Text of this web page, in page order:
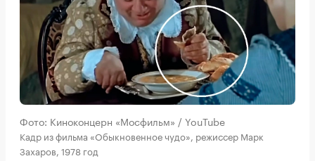
Фото: Киноконцерн «Мосфильм» / YouTube
Кадр из фильма «Обыкновенное чудо», режиссер Марк
Захаров, 1978 год